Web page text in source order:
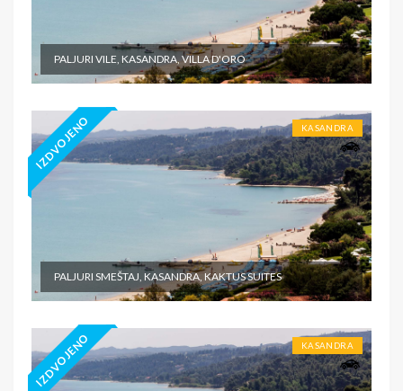
PALJURI VILE, KASANDRA, VILLA D'ORO
IZDVOJENO KASANDRA
PALJURI SMEŠTAJ, KASANDRA, KAKTUS SUITES
IZDVOJENO KASANDRA